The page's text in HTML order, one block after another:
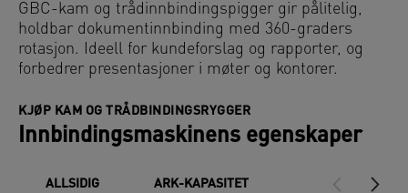
GBC-kam og trådinnbindingspigger gir pålitelig,
holdbar dokumentinnbinding med 360-graders
rotasjon. Ideell for kundeforslag og rapporter, og
forbedrer presentasjoner i møter og kontorer.
KJØP KAM OG TRÅDBINDINGSRYGGER
Innbindingsmaskinens egenskaper
ALLSIDIG ARK-KAPASITET PRAKTISK